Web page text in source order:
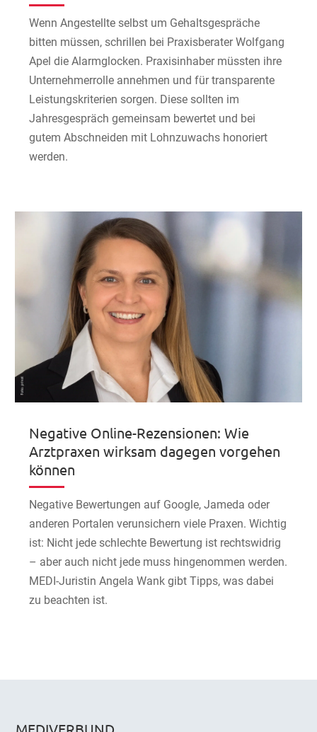
Wenn Angestellte selbst um Gehaltsgespräche
bitten müssen, schrillen bei Praxisberater Wolfgang
Apel die Alarmglocken. Praxisinhaber müssten ihre
Unternehmerrolle annehmen und für transparente
Leistungskriterien sorgen. Diese sollten im
Jahresgespräch gemeinsam bewertet und bei
gutem Abschneiden mit Lohnzuwachs honoriert
werden.
Negative Online-Rezensionen: Wie
Arztpraxen wirksam dagegen vorgehen
können
Negative Bewertungen auf Google, Jameda oder
anderen Portalen verunsichern viele Praxen. Wichtig
ist: Nicht jede schlechte Bewertung ist rechtswidrig
– aber auch nicht jede muss hingenommen werden.
MEDI-Juristin Angela Wank gibt Tipps, was dabei
zu beachten ist.